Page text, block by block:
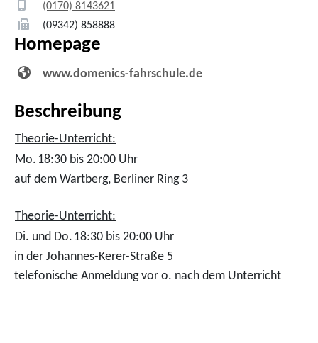
(0170) 8143621
(09342) 858888
Homepage
www.domenics-fahrschule.de
Beschreibung
Theorie-Unterricht:
Mo. 18:30 bis 20:00 Uhr
auf dem Wartberg, Berliner Ring 3
Theorie-Unterricht:
Di. und Do. 18:30 bis 20:00 Uhr
in der Johannes-Kerer-Straße 5
telefonische Anmeldung vor o. nach dem Unterricht